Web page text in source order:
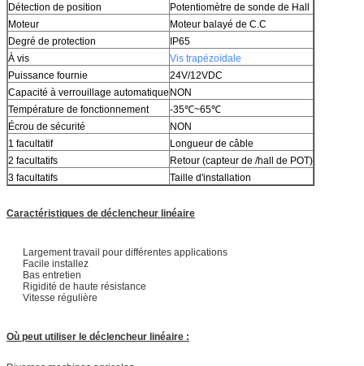
Détection de position
Potentiomètre de sonde de Hall
Moteur
Moteur balayé de C.C
Degré de protection
IP65
À vis
Vis trapézoïdale
Puissance fournie
24V/12VDC
Capacité à verrouillage automatique NON
Température de fonctionnement
-35℃~65℃
Écrou de sécurité
NON
1 facultatif
Longueur de câble
2 facultatifs
Retour (capteur de /hall de POT)
3 facultatifs
Taille d'installation
Caractéristiques de déclencheur linéaire
Largement travail pour différentes applications
Facile installez
Bas entretien
Rigidité de haute résistance
Vitesse régulière
Où peut utiliser le déclencheur linéaire :